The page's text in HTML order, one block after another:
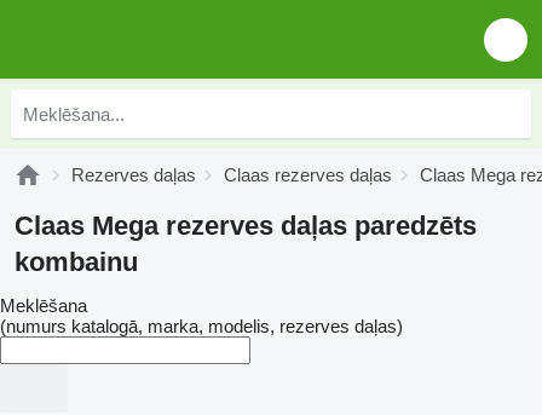
Rezerves daļas Claas rezerves daļas Claas Mega
Claas Mega rezerves daļas paredzēts
kombainu
Meklēšana
(numurs katalogā, marka, modelis, rezerves daļas)